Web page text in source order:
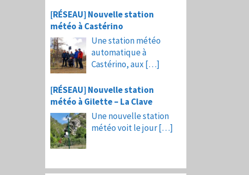
[RÉSEAU] Nouvelle station
météo à Castérino
Une station météo
automatique à
Castérino, aux […]
[RÉSEAU] Nouvelle station
météo à Gilette – La Clave
Une nouvelle station
météo voit le jour[…]